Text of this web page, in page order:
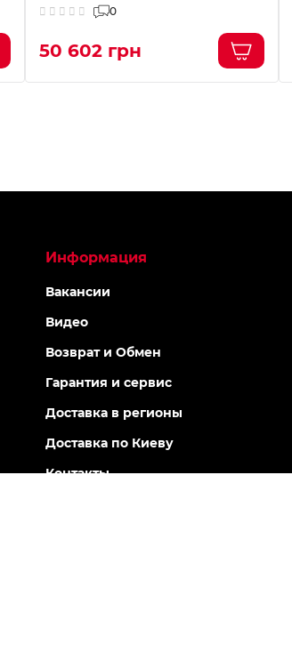
0
50 602 грн
Информация
Вакансии
Видео
Возврат и Обмен
Гарантия и сервис
Доставка в регионы
Доставка по Киеву
Контакты